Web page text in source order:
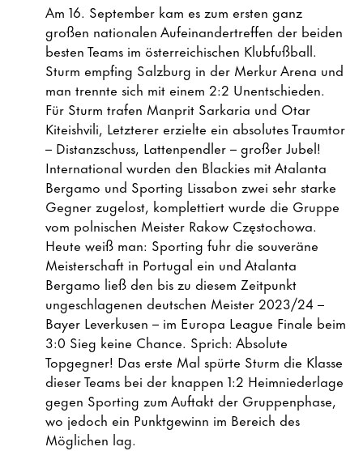
Am 16. September kam es zum ersten ganz
großen nationalen Aufeinandertreffen der beiden
besten Teams im österreichischen Klubfußball.
Sturm empfing Salzburg in der Merkur Arena und
man trennte sich mit einem 2:2 Unentschieden.
Für Sturm trafen Manprit Sarkaria und Otar
Kiteishvili, Letzterer erzielte ein absolutes Traumtor
– Distanzschuss, Lattenpendler – großer Jubel!
International wurden den Blackies mit Atalanta
Bergamo und Sporting Lissabon zwei sehr starke
Gegner zugelost, komplettiert wurde die Gruppe
vom polnischen Meister Rakow Częstochowa.
Heute weiß man: Sporting fuhr die souveräne
Meisterschaft in Portugal ein und Atalanta
Bergamo ließ den bis zu diesem Zeitpunkt
ungeschlagenen deutschen Meister 2023/24 –
Bayer Leverkusen – im Europa League Finale beim
3:0 Sieg keine Chance. Sprich: Absolute
Topgegner! Das erste Mal spürte Sturm die Klasse
dieser Teams bei der knappen 1:2 Heimniederlage
gegen Sporting zum Auftakt der Gruppenphase,
wo jedoch ein Punktgewinn im Bereich des
Möglichen lag.